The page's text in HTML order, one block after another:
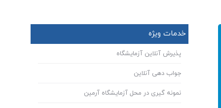
خدمات ویژه
پذیرش آنلاین آزمایشگاه
جواب دهی آنلاین
نمونه گیری در محل آزمایشگاه آرمین